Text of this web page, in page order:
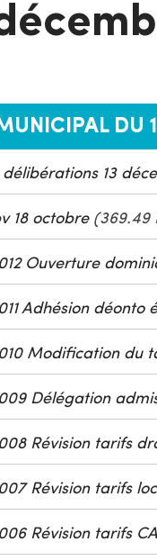
DU
délibérations 13
18 octobre(369.49
Ouverture
Adhésion déonto
Modification du
Délégation
Révision tarifs
Révision tarifs
Révision tarifs